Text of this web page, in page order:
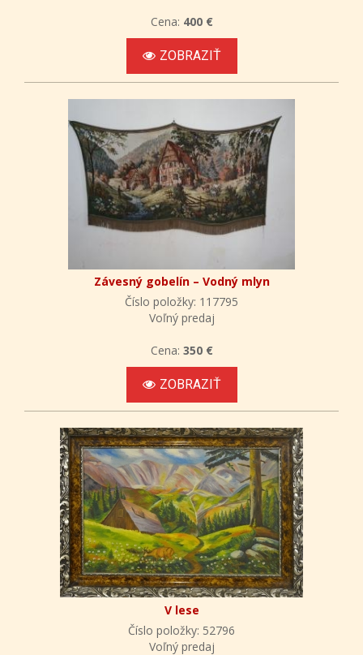
Cena: 400 €
ZOBRAZIŤ
Závesný gobelín – Vodný mlyn
Číslo položky: 117795
Voľný predaj
Cena: 350 €
ZOBRAZIŤ
V lese
Číslo položky: 52796
Voľný predaj